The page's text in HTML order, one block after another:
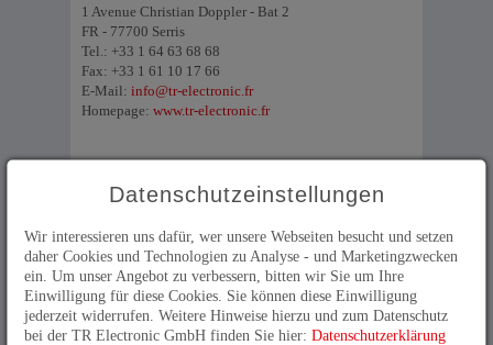
1 Avenue Christian Doppler - Bat 2
FR - 77700 Serris
Tel.: +33 1 64 63 68 68
Fax: +33 1 61 10 17 66
E-Mail: info@tr-electronic.fr
Homepage: www.tr-electronic.fr
Kenia
ANGSTROM GROUP (Pty) Ltd.
(formerly Siemens VAI Metals Services)
Sybrand van Niekerk
Business Park Meyerton
21 Tom Muller Street
Datenschutzeinstellungen
Wir interessieren uns dafür, wer unsere Webseiten besucht und setzen
daher Cookies und Technologien zu Analyse - und Marketingzwecken
ein. Um unser Angebot zu verbessern, bitten wir Sie um Ihre
Einwilligung für diese Cookies. Sie können diese Einwilligung
jederzeit widerrufen. Weitere Hinweise hierzu und zum Datenschutz
bei der TR Electronic GmbH finden Sie hier:Datenschutzerklärung